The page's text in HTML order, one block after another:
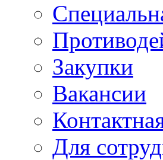
Закупки
Вакансии
Для